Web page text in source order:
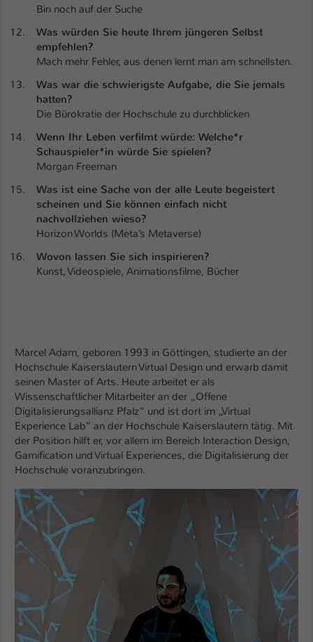
Bin noch auf der Suche
Was würden Sie heute Ihrem jüngeren Selbst
empfehlen?
Mach mehr Fehler, aus denen lernt man am schnellsten.
Was war die schwierigste Aufgabe, die Sie jemals
hatten?
Die Bürokratie der Hochschule zu durchblicken
Wenn Ihr Leben verfilmt würde: Welche*r
Schauspieler*in würde Sie spielen?
Morgan Freeman
Was ist eine Sache von der alle Leute begeistert
scheinen und Sie können einfach nicht
nachvollziehen wieso?
Horizon Worlds (Meta’s Metaverse)
Wovon lassen Sie sich inspirieren?
Kunst, Videospiele, Animationsfilme, Bücher
Marcel Adam, geboren 1993 in Göttingen, studierte an der
Hochschule Kaiserslautern Virtual Design und erwarb damit
seinen Master of Arts. Heute arbeitet er als
Wissenschaftlicher Mitarbeiter an der „Offene
Digitalisierungsallianz Pfalz“ und ist dort im „Virtual
Experience Lab“ an der Hochschule Kaiserslautern tätig. Mit
der Position hilft er, vor allem im Bereich Interaction Design,
Gamification und Virtual Experiences, die Digitalisierung der
Hochschule voranzubringen.